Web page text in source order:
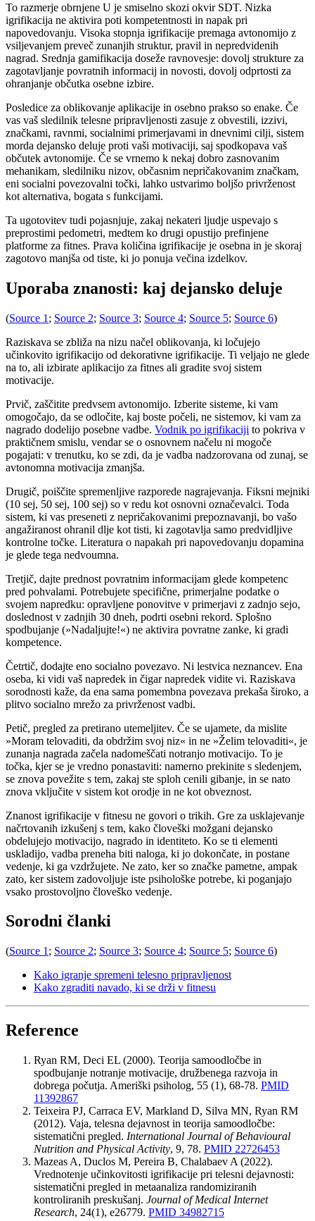
To razmerje obrnjene U je smiselno skozi okvir SDT. Nizka
igrifikacija ne aktivira poti kompetentnosti in napak pri
napovedovanju. Visoka stopnja igrifikacije premaga avtonomijo z
vsiljevanjem preveč zunanjih struktur, pravil in nepredvidenih
nagrad. Srednja gamifikacija doseže ravnovesje: dovolj strukture za
zagotavljanje povratnih informacij in novosti, dovolj odprtosti za
ohranjanje občutka osebne izbire.
Posledice za oblikovanje aplikacije in osebno prakso so enake. Če
vas vaš sledilnik telesne pripravljenosti zasuje z obvestili, izzivi,
značkami, ravnmi, socialnimi primerjavami in dnevnimi cilji, sistem
morda dejansko deluje proti vaši motivaciji, saj spodkopava vaš
občutek avtonomije. Če se vrnemo k nekaj dobro zasnovanim
mehanikam, sledilniku nizov, občasnim nepričakovanim značkam,
eni socialni povezovalni točki, lahko ustvarimo boljšo privrženost
kot alternativa, bogata s funkcijami.
Ta ugotovitev tudi pojasnjuje, zakaj nekateri ljudje uspevajo s
preprostimi pedometri, medtem ko drugi opustijo prefinjene
platforme za fitnes. Prava količina igrifikacije je osebna in je skoraj
zagotovo manjša od tiste, ki jo ponuja večina izdelkov.
Uporaba znanosti: kaj dejansko deluje
(Source 1 ; Source 2; Source 3; Source 4; Source 5; Source 6)
Raziskava se zbliža na nizu načel oblikovanja, ki ločujejo
učinkovito igrifikacijo od dekorativne igrifikacije. Ti veljajo ne glede
na to, ali izbirate aplikacijo za fitnes ali gradite svoj sistem
motivacije.
Prvič, zaščitite predvsem avtonomijo. Izberite sisteme, ki vam
omogočajo, da se odločite, kaj boste počeli, ne sistemov, ki vam za
nagrado dodelijo posebne vadbe. Vodnik po igrifikaciji to pokriva v
praktičnem smislu, vendar se o osnovnem načelu ni mogoče
pogajati: v trenutku, ko se zdi, da je vadba nadzorovana od zunaj, se
avtonomna motivacija zmanjša.
Drugič, poiščite spremenljive razporede nagrajevanja. Fiksni mejniki
(10 sej, 50 sej, 100 sej) so v redu kot osnovni označevalci. Toda
sistem, ki vas preseneti z nepričakovanimi prepoznavanji, bo vašo
angažiranost ohranil dlje kot tisti, ki zagotavlja samo predvidljive
kontrolne točke. Literatura o napakah pri napovedovanju dopamina
je glede tega nedvoumna.
Tretjič, dajte prednost povratnim informacijam glede kompetenc
pred pohvalami. Potrebujete specifične, primerjalne podatke o
svojem napredku: opravljene ponovitve v primerjavi z zadnjo sejo,
doslednost v zadnjih 30 dneh, podrti osebni rekord. Splošno
spodbujanje (»Nadaljujte!«) ne aktivira povratne zanke, ki gradi
kompetence.
Četrtič, dodajte eno socialno povezavo. Ni lestvica neznancev. Ena
oseba, ki vidi vaš napredek in čigar napredek vidite vi. Raziskava
sorodnosti kaže, da ena sama pomembna povezava prekaša široko, a
plitvo socialno mrežo za privrženost vadbi.
Petič, pregled za pretirano utemeljitev. Če se ujamete, da mislite
»Moram telovaditi, da obdržim svoj niz« in ne »Želim telovaditi«, je
zunanja nagrada začela nadomeščati notranjo motivacijo. To je
točka, kjer se je vredno ponastaviti: namerno prekinite s sledenjem,
se znova povežite s tem, zakaj ste sploh cenili gibanje, in se nato
znova vključite v sistem kot orodje in ne kot obveznost.
Znanost igrifikacije v fitnesu ne govori o trikih. Gre za usklajevanje
načrtovanih izkušenj s tem, kako človeški možgani dejansko
obdelujejo motivacijo, nagrado in identiteto. Ko se ti elementi
uskladijo, vadba preneha biti naloga, ki jo dokončate, in postane
vedenje, ki ga vzdržujete. Ne zato, ker so značke pametne, ampak
zato, ker sistem zadovoljuje iste psihološke potrebe, ki poganjajo
vsako prostovoljno človeško vedenje.
Sorodni članki
(Source 1 ; Source 2; Source 3; Source 4; Source 5; Source 6)
Kako igranje spremeni telesno pripravljenost
Kako zgraditi navado, ki se drži v fitnesu
Reference
Ryan RM, Deci EL (2000). Teorija samoodločbe in
spodbujanje notranje motivacije, družbenega razvoja in
dobrega počutja. Ameriški psiholog, 55 (1), 68-78. PMID
11392867
Teixeira PJ, Carraca EV, Markland D, Silva MN, Ryan RM
(2012). Vaja, telesna dejavnost in teorija samoodločbe:
sistematični pregled. International Journal of Behavioural
Nutrition and Physical Activity, 9, 78. PMID 22726453
Mazeas A, Duclos M, Pereira B, Chalabaev A (2022).
Vrednotenje učinkovitosti igrifikacije pri telesni dejavnosti:
sistematični pregled in metaanaliza randomiziranih
kontroliranih preskušanj. Journal of Medical Internet
Research, 24(1), e26779. PMID 34982715